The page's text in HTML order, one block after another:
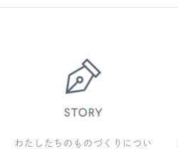
わたしたちのものづくりについ